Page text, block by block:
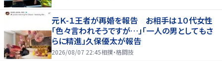
元Ｋ-１王者が再婚を報告 お相手は１０代女性
「色々言われそうですが…」「一人の男としてもさ
らに精進」久保優太が報告
2026/08/07 22:45相撲・格闘技